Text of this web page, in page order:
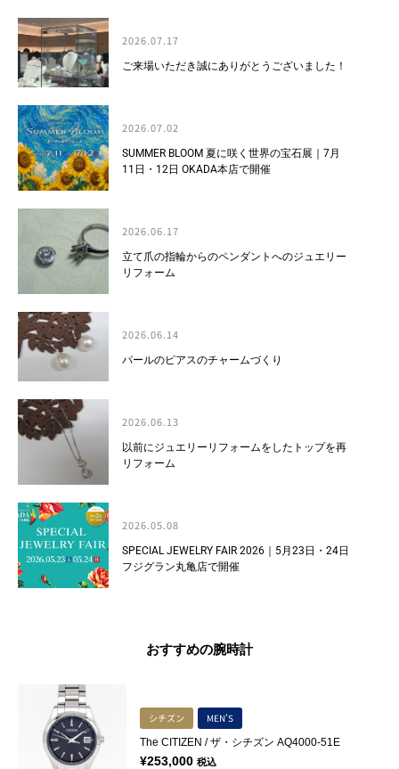
2026.07.17
ご来場いただき誠にありがとうございました！
2026.07.02
SUMMER BLOOM 夏に咲く世界の宝石展｜7月
11日・12日 OKADA本店で開催
2026.06.17
立て爪の指輪からのペンダントへのジュエリー
リフォーム
2026.06.14
パールのピアスのチャームづくり
2026.06.13
以前にジュエリーリフォームをしたトップを再
リフォーム
2026.05.08
SPECIAL JEWELRY FAIR 2026｜5月23日・24日
フジグラン丸亀店で開催
おすすめの腕時計
シチズン MEN'S
The CITIZEN / ザ・シチズン AQ4000-51E
¥253,000 税込